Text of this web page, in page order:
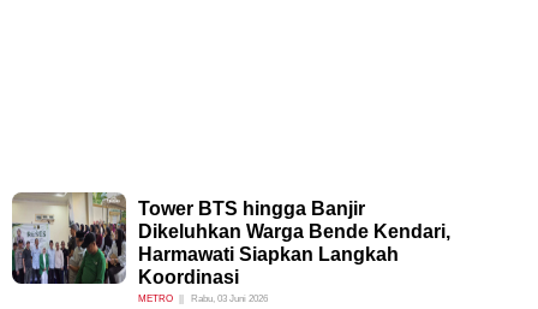
Tower BTS hingga Banjir
Dikeluhkan Warga Bende Kendari,
Harmawati Siapkan Langkah
Koordinasi
METRO Rabu, 03 Juni 2026